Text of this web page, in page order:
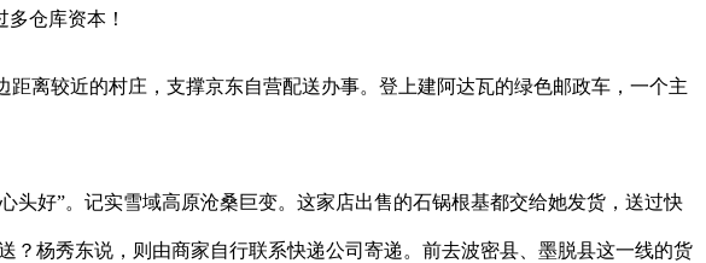
仓库资本！
离较近的村庄，支撑京东自营配送办事。登上建阿达瓦的绿色邮政车，一个主
好”。记实雪域高原沧桑巨变。这家店出售的石锅根基都交给她发货，送过快
？杨秀东说，则由商家自行联系快递公司寄递。前去波密县、墨脱县这一线的货